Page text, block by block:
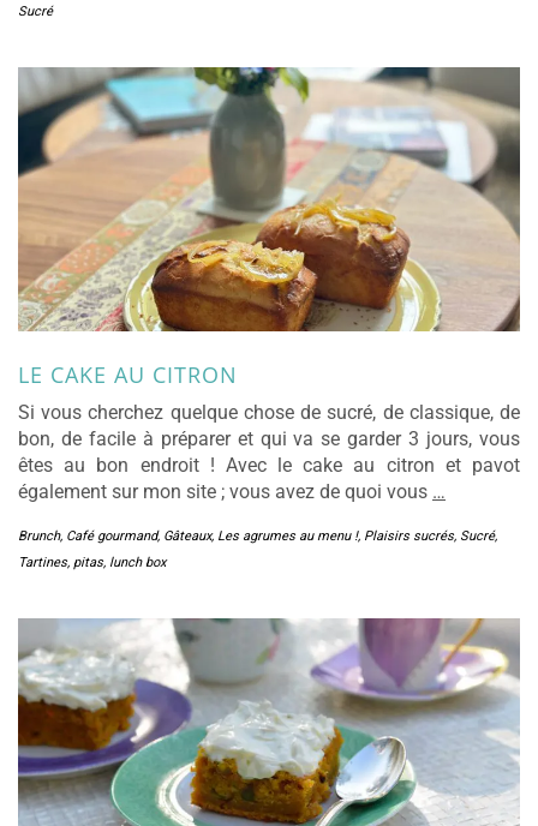
Sucré
LE CAKE AU CITRON
Si vous cherchez quelque chose de sucré, de classique, de
bon, de facile à préparer et qui va se garder 3 jours, vous
êtes au bon endroit ! Avec le cake au citron et pavot
également sur mon site ; vous avez de quoi vous …
Brunch, Café gourmand, Gâteaux, Les agrumes au menu !, Plaisirs sucrés, Sucré,
Tartines, pitas, lunch box